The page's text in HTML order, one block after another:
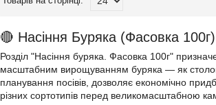
🔴 Насіння Буряка (Фасовка
Розділ "Насіння буряка. Фасовка 100г"
масштабним вирощуванням буряка — як
планування посівів, дозволяє економічно
різних сортотипів перед великомасштабною